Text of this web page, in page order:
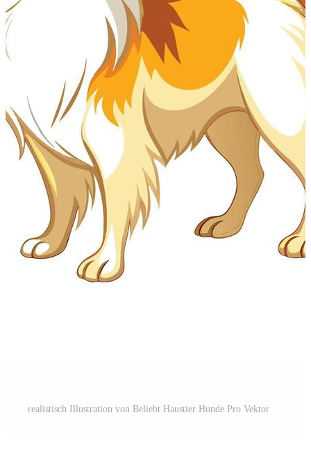
realistisch Illustration von Beliebt Haustier Hunde Pro Vektor